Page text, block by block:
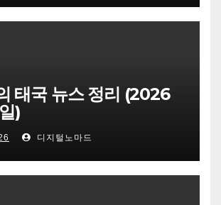
태국 뉴스 정리 (2026
)
디지털노마드